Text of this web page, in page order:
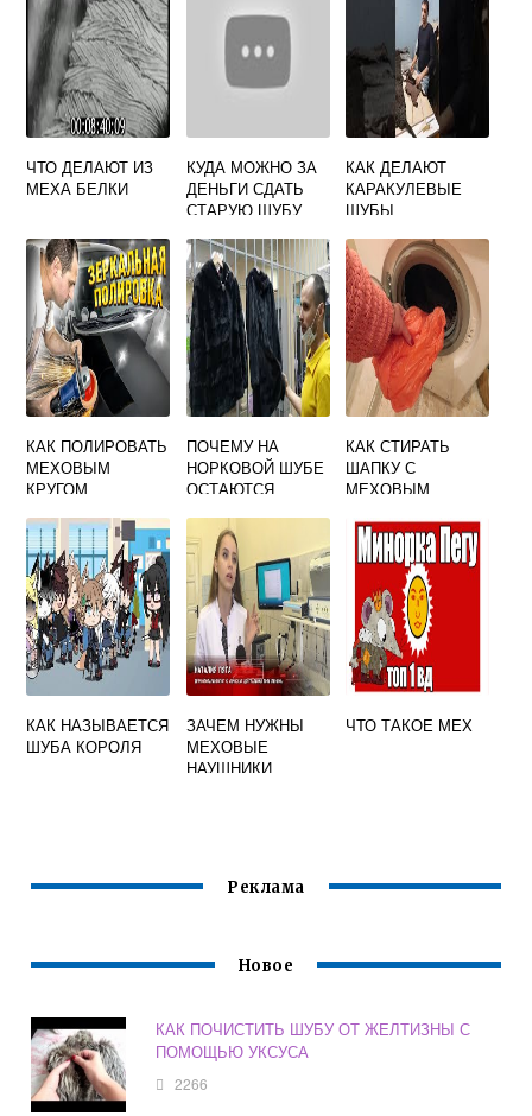
ЧТО ДЕЛАЮТ ИЗ
МЕХА БЕЛКИ
КУДА МОЖНО ЗА
ДЕНЬГИ СДАТЬ
СТАРУЮ ШУБУ
КАК ДЕЛАЮТ
КАРАКУЛЕВЫЕ
ШУБЫ
КАК ПОЛИРОВАТЬ
МЕХОВЫМ
КРУГОМ
ПОЧЕМУ НА
НОРКОВОЙ ШУБЕ
ОСТАЮТСЯ
ПАЛЬЦЕВ
КАК СТИРАТЬ
ШАПКУ С
МЕХОВЫМ
КАК НАЗЫВАЕТСЯ
ШУБА КОРОЛЯ
ЗАЧЕМ НУЖНЫ
МЕХОВЫЕ
НАУШНИКИ
ЧТО ТАКОЕ МЕХ
Реклама
Новое
КАК ПОЧИСТИТЬ ШУБУ ОТ ЖЕЛТИЗНЫ С
ПОМОЩЬЮ УКСУСА
2266